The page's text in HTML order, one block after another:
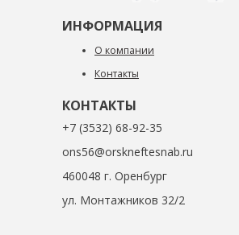
ИНФОРМАЦИЯ
О компании
Контакты
КОНТАКТЫ
+7 (3532) 68-92-35
ons56@orskneftesnab.ru
460048 г. Оренбург
ул. Монтажников 32/2